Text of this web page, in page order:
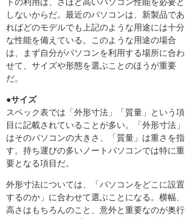
トの利用は、さほど高いパソコン性能を必要と
しないからだ。最近のパソコンは、新製品であ
ればどのモデルでも上記のような用途には十分
な性能を備えている。このような用途の場合
は、まず自分がパソコンを利用する場所に合わ
せて、サイズや形態を選ぶことのほうが重要
だ。
●サイズ
スペック表では「外形寸法」「質量」という項
目に記載されていることが多い。「外形寸法」
はそのパソコンの大きさ、「質量」は重さを指
す。持ち運びの多いノートパソコンでは特に重
要となる項目だ。
外形寸法については、「パソコンをどこに設置
するのか」に合わせて選ぶことになる。横幅、
高さはもちろんのこと、意外と重要なのが奥行